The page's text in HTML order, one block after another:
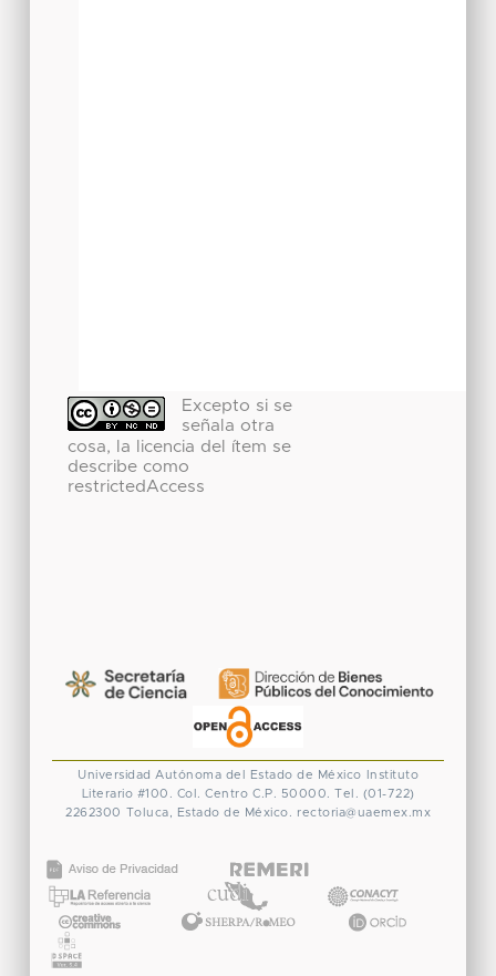
Excepto si se
señala otra
cosa, la licencia del ítem se
describe como
restrictedAccess
Universidad Autónoma del Estado de México
Instituto
Literario #100. Col. Centro C.P. 50000. Tel. (01-722)
2262300 Toluca, Estado de México. rectoria@uaemex.mx